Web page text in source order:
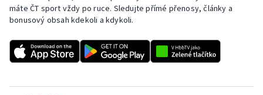
máte ČT sport vždy po ruce. Sledujte přímé přenosy, články a
bonusový obsah kdekoli a kdykoli.